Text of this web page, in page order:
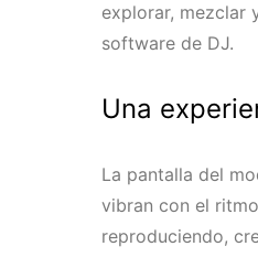
explorar, mezclar
software de DJ.
Una
La pantalla del
vibran con el
reproduciendo,